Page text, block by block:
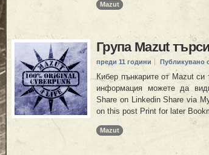
Mazut
Група Mazut
преди 11 години Публикувано
Кибер пънкарите от Mazut си
информация можете да
Share on Linkedin Share via
on this post Print for later
Mazut